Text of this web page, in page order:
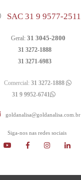
SAC 31 9 9577-2511
Geral:31 3045-2800
31 3272-1888
31 3271-6983
Comercial: 31 3272-1888
31 9 9952-6741
goldanalisa@goldanalisa.com.br
Siga-nos nas redes sociais